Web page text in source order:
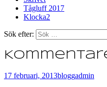
Tågluff 2017
Klocka2
Sök efter:
17 februari, 2013bloggadmin